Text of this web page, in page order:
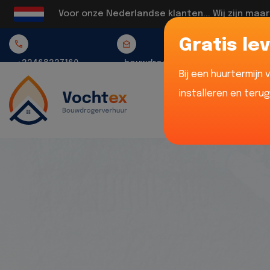
Voor onze Nederlandse klanten... Wij zijn
+32468337160 bouwdrogerverhuur@vochtex.be
Gratis
Bij een huurtermijn
installeren en